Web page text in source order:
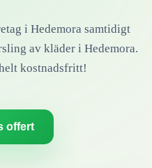
i Hedemora samtidigt
av kläder i Hedemora.
kostnadsfritt!
offert